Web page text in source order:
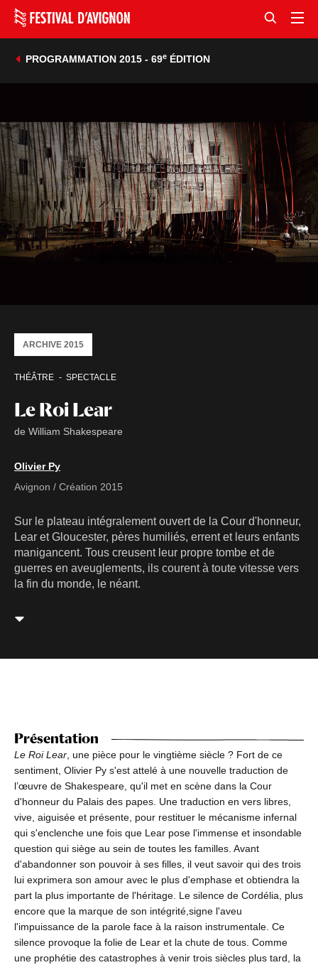
PROGRAMMATION 2015 - 69eÉDITION
Le Roi Lear
de William Shakespeare
THÉÂTRE SPECTACLE
ARCHIVE 2015
Olivier Py
Avignon / Création 2015
Sur le plateau intégralement ouvert de la Cour d'honneur,
Lear et Gloucester, pères humiliés, errent et leurs enfants
manigancent. Tous creusent leur propre tombe et de
guerres en aveuglements, ils courent à toute vitesse vers
la fin du monde, le néant.
Présentation
Le Roi Lear , une pièce pour le vingtième siècle ? Fort de ce
sentiment, Olivier Py s'est attelé à une nouvelle traduction de
l’œuvre de Shakespeare, qu'il met en scène dans la Cour
d'honneur du Palais des papes. Une traduction en vers libres,
vive, aiguisée et présente, pour restituer le mécanisme infernal
qui s'enclenche une fois que Lear pose l'immense et insondable
question qui siège au sein de toutes les familles. Avant
d'abandonner son pouvoir à ses filles, il veut savoir qui des trois
lui exprimera son amour avec le plus d'emphase et obtiendra la
part la plus importante de l'héritage. Le silence de Cordélia, plus
encore que la marque de son intégrité,signe l'aveu
l'impuissance de la parole face à la raison instrumentale. Ce
silence provoque la folie de Lear et la chute de tous. Comme
une prophétie des catastrophes à venir trois siècles plus tard, la